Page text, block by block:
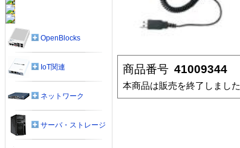
商品番号 41009344
本商品は販売を終了しました
OpenBlocks
IoT関連
ネットワーク
サーバ・ストレージ